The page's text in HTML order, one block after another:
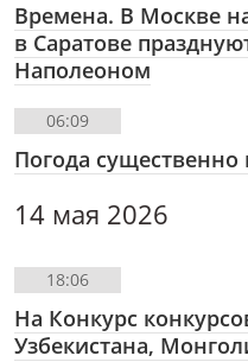
Времена. В Москве
в Саратове
Наполеоном
06:09
Погода существенно
14 мая 2026
18:06
На Конкурс
Узбекистана,